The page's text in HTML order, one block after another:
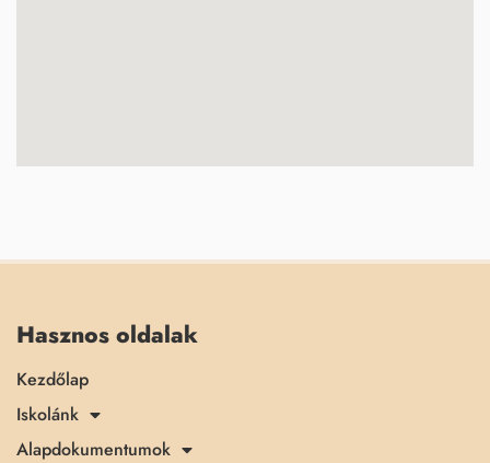
Hasznos oldalak
Kezdőlap
Iskolánk
Alapdokumentumok